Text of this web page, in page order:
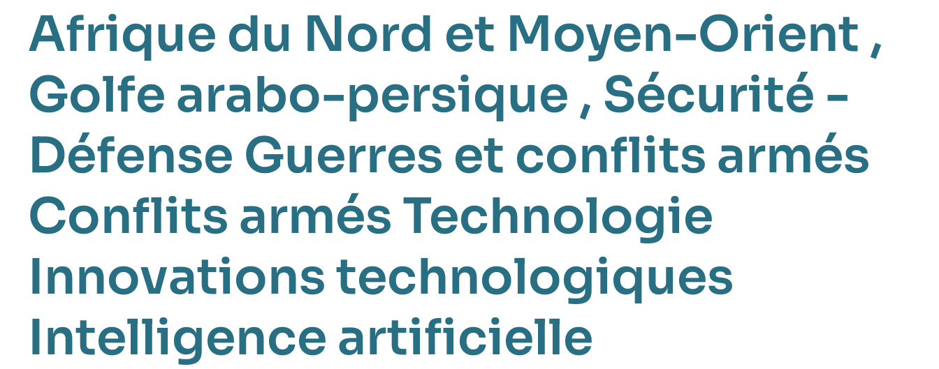
Afrique du Nord et Moyen-Orient ,
Golfe arabo-persique , Sécurité -
Défense Guerres et conflits armés
Conflits armés Technologie
Innovations technologiques
Intelligence artificielle